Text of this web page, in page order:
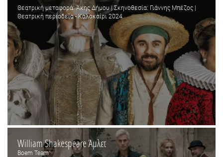
Θεατρική μεταφορά: Άκης Δήμου | Σκηνοθεσία: Γιάννης Μπέζος |
Θεατρική περιοδεία - Καλοκαίρι 2024
William Shakespeare Άμλετ
Boem Team